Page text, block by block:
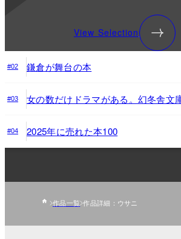
View Selection
#02 鎌倉が舞台の本
#03 女の数だけドラマがある。幻冬舎文
#04 2025年に売れた本100
作品一覧 作品詳細：ウサニ